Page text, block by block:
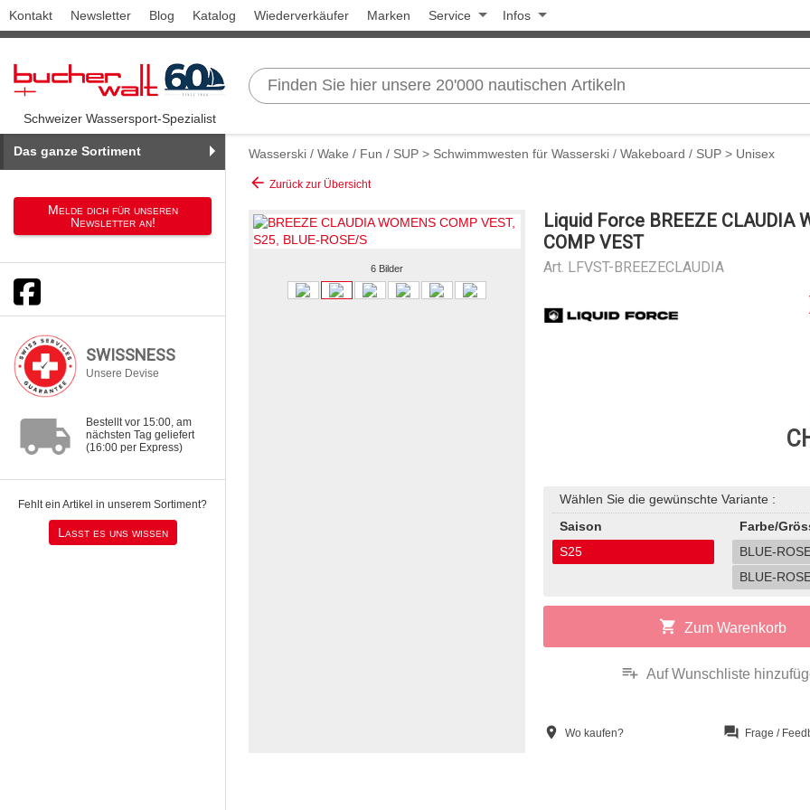
Kontakt Newsletter Blog Katalog Wiederverkäufer Marken Service Infos
Schweizer Wassersport-Spezialist
Das ganze Sortiment
Melde dich für unseren
Newsletter an!
SWISSNESS
Unsere Devise
local_shipping
Bestellt vor 15:00, am
nächsten Tag geliefert
(16:00 per Express)
Fehlt ein Artikel in unserem Sortiment?
Lasst es uns wissen
Wasserski / Wake / Fun / SUP > Schwimmwesten für Wasserski / Wakeboard / SUP > Unisex
arrow_back Zurück zur Übersicht
6 Bilder
Liquid Force BREEZE CLAUDIA
COMP VEST
Art. LFVST-BREEZECLAUDIA
Wählen Sie die gewünschte Variante :
Saison
S25
Farbe/
BLUE-
BLUE-
shopping_cart Zum Warenkorb
playlist_add Auf Wunschliste
location_on Wo kaufen? question_answer Frage /